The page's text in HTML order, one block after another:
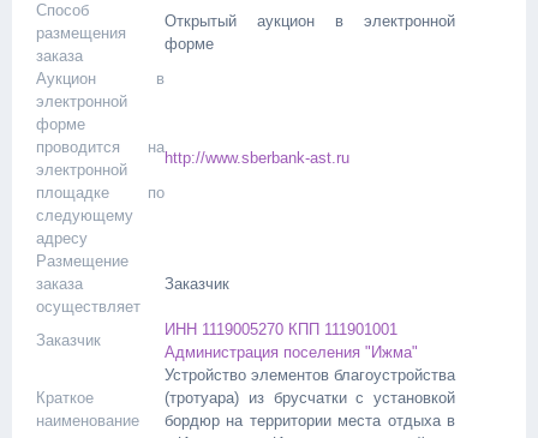
Способ
размещения
заказа
Открытый аукцион в электронной
форме
Аукцион в
электронной
форме
проводится на
электронной
площадке по
следующему
адресу
http://www.sberbank-ast.ru
Размещение
заказа
осуществляет
Заказчик
Заказчик
ИНН 1119005270 КПП 111901001
Администрация поселения "Ижма"
Краткое
наименование
Устройство элементов благоустройства
(тротуара) из брусчатки с установкой
бордюр на территории места отдыха в